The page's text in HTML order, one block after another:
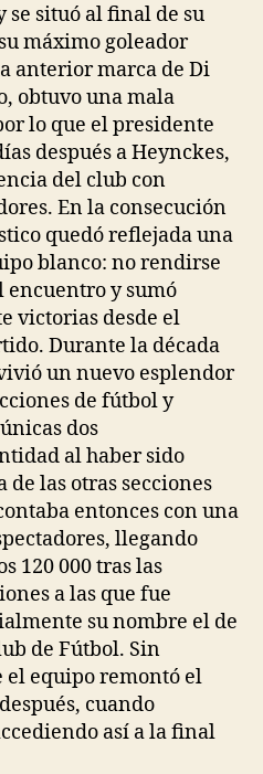
se situó al final de su
máximo goleador
anterior marca de Di
obtuvo una mala
lo que el presidente
después a Heynckes,
del club con
En la consecución
quedó reflejada una
blanco: no rendirse
y sumó
victorias desde el
Durante la década
un nuevo esplendor
de fútbol y
dos
al haber sido
las otras secciones
entonces con una
llegando
120 000 tras las
a las que fue
su nombre el de
de Fútbol. Sin
el equipo remontó el
cuando
así a la final